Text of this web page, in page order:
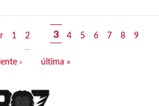
1 2 3 4 5 6 7 8 9
› última »